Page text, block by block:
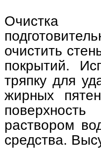
Очистка
очистить
покрытий.
тряпку для
жирных
раствором
средства.